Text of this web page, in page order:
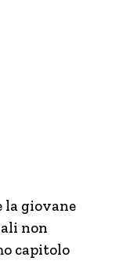
la giovane
non
capitolo